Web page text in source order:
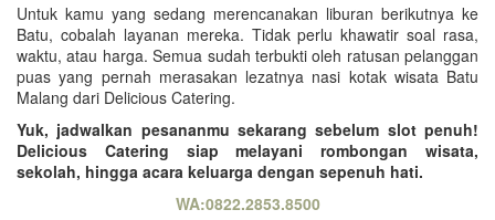
Untuk kamu yang sedang merencanakan liburan berikutnya ke
Batu, cobalah layanan mereka. Tidak perlu khawatir soal rasa,
waktu, atau harga. Semua sudah terbukti oleh ratusan pelanggan
puas yang pernah merasakan lezatnya nasi kotak wisata Batu
Malang dari Delicious Catering.
Yuk, jadwalkan pesananmu sekarang sebelum slot penuh!
Delicious Catering siap melayani rombongan wisata,
sekolah, hingga acara keluarga dengan sepenuh hati.
WA:0822.2853.8500